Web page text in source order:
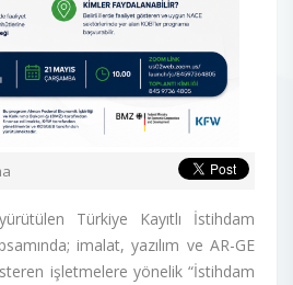
Türkiye Kayıtlı İstihdam
imalat, yazılım ve AR-GE
işletmelere yönelik “İstihdam